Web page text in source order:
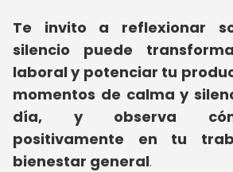
Te invito a reflexionar
silencio puede
laboral y potenciar tu
momentos de calma y
día, y observa
positivamente en tu
bienestar general.